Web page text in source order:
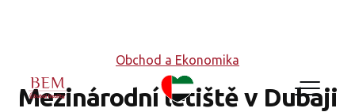
Obchod a Ekonomika
Mezinárodní letiště v Dubaji